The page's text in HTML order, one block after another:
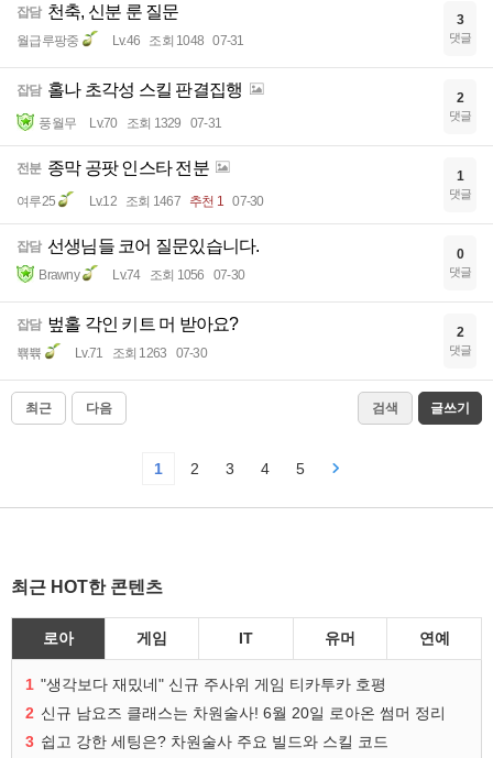
잡담 천축, 신분 룬 질문
월급루팡중 Lv.46 조회 1048 07-31
3
댓글
잡담 홀나 초각성 스킬 판결집행
풍월무 Lv.70 조회 1329 07-31
2
댓글
전분 종막 공팟 인스타 전분
여루25 Lv.12 조회 1467 추천 1 07-30
1
댓글
잡담 선생님들 코어 질문있습니다.
Brawny Lv.74 조회 1056 07-30
0
댓글
잡담 벞홀 각인 키트 머 받아요?
뾲쀾 Lv.71 조회 1263 07-30
2
댓글
최근 다음 검색 글쓰기
1 2 3 4 5
최근 HOT한 콘텐츠
로아 게임 IT 유머 연예
1 "생각보다 재밌네" 신규 주사위 게임 티카투카 호평
2 신규 남요즈 클래스는 차원술사! 6월 20일 로아온 썸머 정리
3 쉽고 강한 세팅은? 차원술사 주요 빌드와 스킬 코드